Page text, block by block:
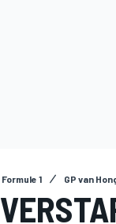
Formule 1 GP van